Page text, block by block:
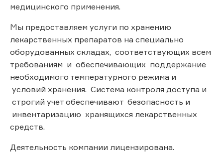
медицинского применения.
Мы предоставляем услуги по хранению
лекарственных препаратов на специально
оборудованных складах, соответствующих всем
требованиям и обеспечивающих поддержание
необходимого температурного режима и
условий хранения. Система контроля доступа и
строгий учет обеспечивают безопасность и
инвентаризацию хранящихся лекарственных
средств.
Деятельность компании лицензирована.